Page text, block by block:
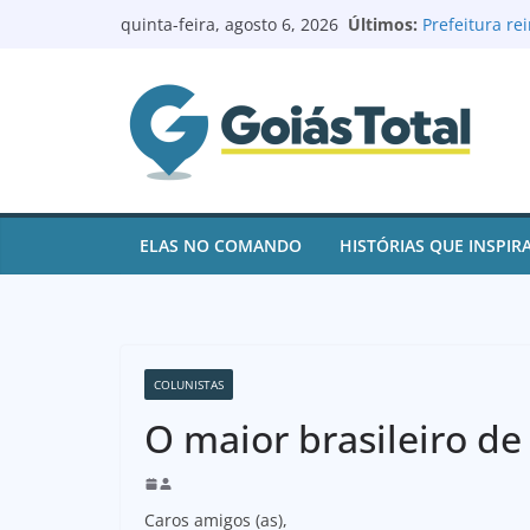
quinta-feira, agosto 6, 2026 Últimos: Prefeitura
de contas e
juros
Goianésia
após ações
Renovação
Batista à
e ajuda
ELAS NO COMANDO HISTÓRIAS QUE
COLUNISTAS
O maior brasileiro
Caros amigos (as),